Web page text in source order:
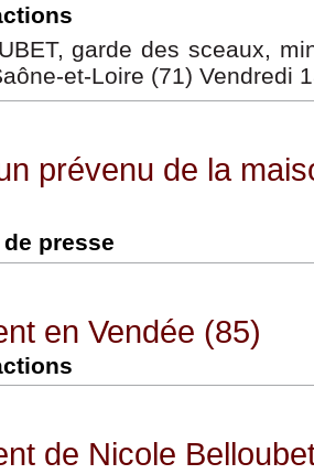
garde des sceaux,
et-Loire (71) Vendredi
prévenu de la
presse
en Vendée (85)
de Nicole